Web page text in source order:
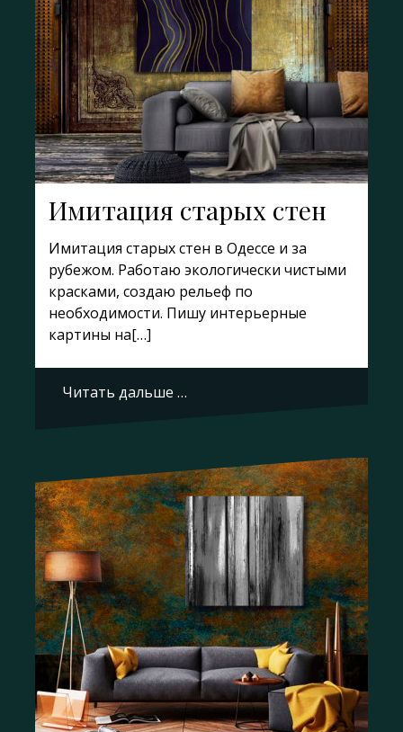
Имитация старых стен
Имитация старых стен в Одессе и за
рубежом. Работаю экологически чистыми
красками, создаю рельеф по
необходимости. Пишу интерьерные
картины на[…]
Читать дальше …